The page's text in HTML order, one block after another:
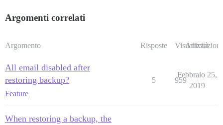
Argomenti correlati
Argomento Risposte Visualizzazioni
Attività
All email disabled after
restoring backup?
Feature
5 959
Febbraio 25,
2019
When restoring a backup, the